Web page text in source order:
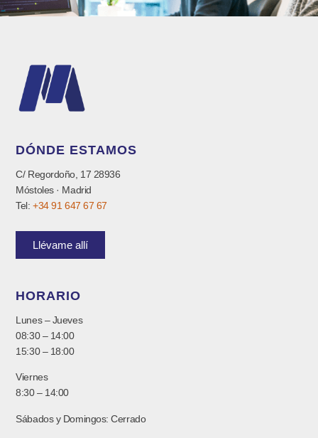
DÓNDE ESTAMOS
C/ Regordoño, 17 28936
Móstoles · Madrid
Tel:+34 91 647 67 67
Llévame allí
HORARIO
Lunes – Jueves
08:30 – 14:00
15:30 – 18:00
Viernes
8:30 – 14:00
Sábados y Domingos: Cerrado